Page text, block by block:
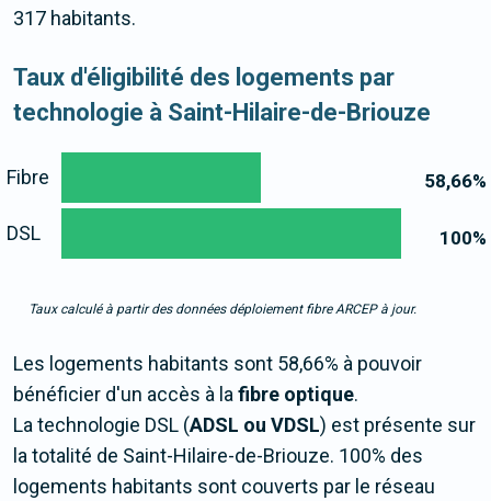
317 habitants.
Taux d'éligibilité des logements par
technologie à Saint-Hilaire-de-Briouze
58,66%
100%
Fibre
DSL
Taux calculé à partir des données déploiement fibre ARCEP à jour.
Les logements habitants sont 58,66% à pouvoir
bénéficier d'un accès à lafibre optique.
La technologie DSL (ADSL ou VDSL) est présente sur
la totalité de Saint-Hilaire-de-Briouze. 100% des
logements habitants sont couverts par le réseau